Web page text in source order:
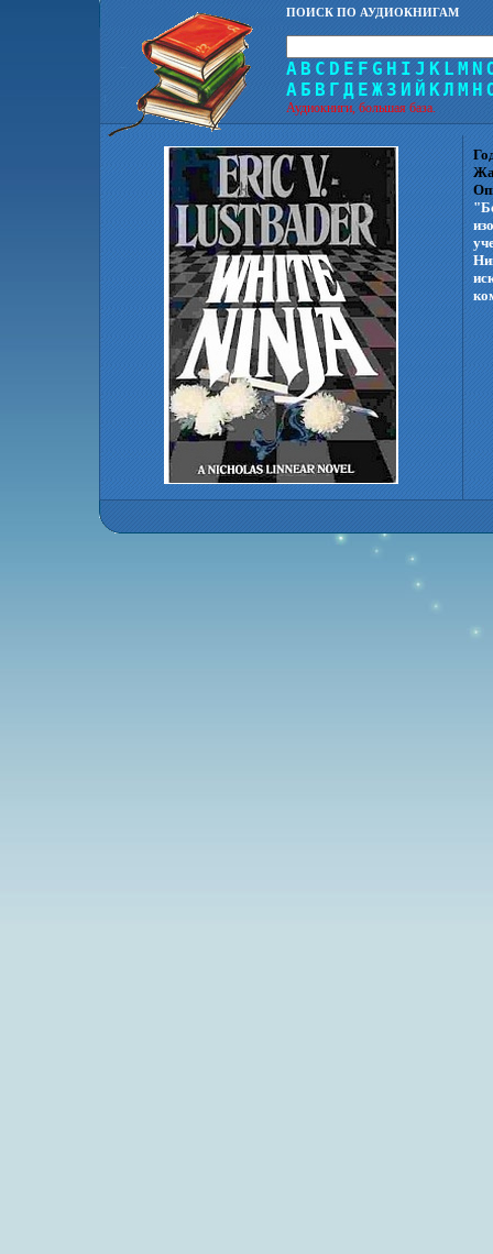
ПОИСК ПО АУДИОКНИГАМ
A B C D E F G H I J K L M N
А Б В Г Д Е Ж З И Й КЛ М Н
Аудиокниги, большая база.